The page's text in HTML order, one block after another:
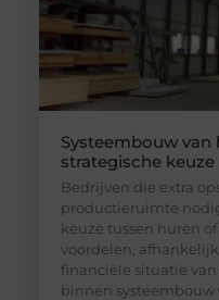
Systeembouw van
strategische keuze
Bedrijven die extra
productieruimte
keuze tussen huren
voordelen,
financiële situatie
binnen